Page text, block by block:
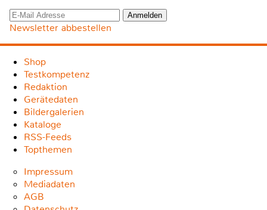
Newsletter abbestellen
Shop
Testkompetenz
Redaktion
Gerätedaten
Bildergalerien
Kataloge
RSS-Feeds
Topthemen
Impressum
Mediadaten
AGB